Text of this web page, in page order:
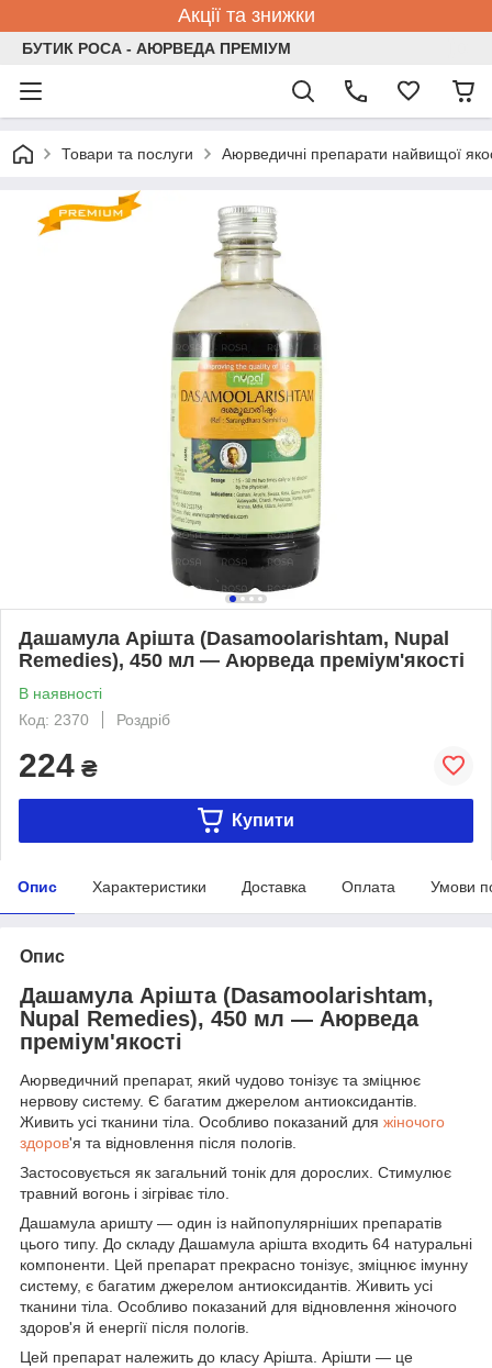
Акції та знижки
БУТИК РОСА - АЮРВЕДА ПРЕМІУМ
Товари та послуги Аюрведичні препарати найвищої
Дашамула Арішта (Dasamoolarishtam, Nupal
Remedies), 450 мл — Аюрведа преміум'якості
В наявності
Код: 2370
Роздріб
224 ₴
Купити
Опис Характеристики Доставка Оплата Умови
Опис
Дашамула Арішта (Dasamoolarishtam,
Nupal Remedies), 450 мл — Аюрведа
преміум'якості
Аюрведичний препарат, який чудово тонізує та зміцнює
нервову систему. Є багатим джерелом антиоксидантів.
Живить усі тканини тіла. Особливо показаний для жіночого
здоров'я та відновлення після пологів.
Застосовується як загальний тонік для дорослих. Стимулює
травний вогонь і зігріває тіло.
Дашамула аришту — один із найпопулярніших препаратів
цього типу. До складу Дашамула арішта входить 64 натуральні
компоненти. Цей препарат прекрасно тонізує, зміцнює імунну
систему, є багатим джерелом антиоксидантів. Живить усі
тканини тіла. Особливо показаний для відновлення жіночого
здоров'я й енергії після пологів.
Цей препарат належить до класу Арішта. Арішти — це